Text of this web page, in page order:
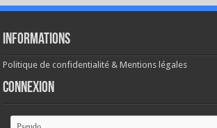
Informations
Politique de confidentialité & Mentions légales
Connexion